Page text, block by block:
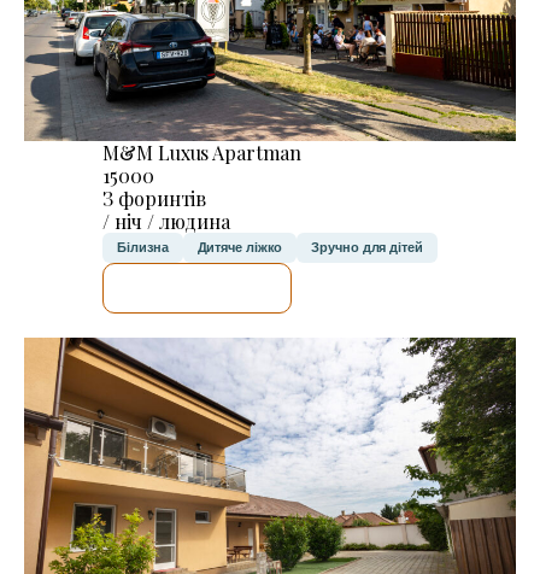
M&M Luxus Apartman
15000
З форинтів
/ ніч / людина
Білизна Дитяче ліжко Зручно для дітей